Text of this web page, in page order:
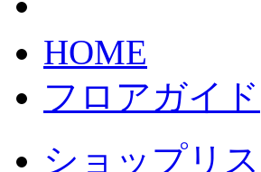
HOME
フロアガイド
ショップリス